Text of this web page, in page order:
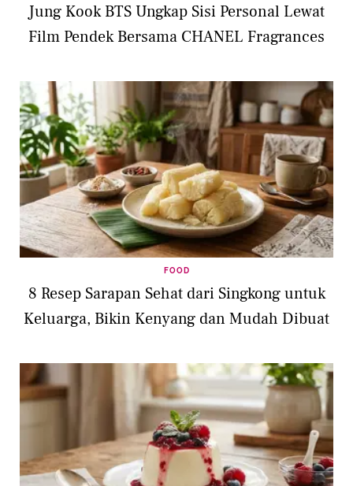
Jung Kook BTS Ungkap Sisi Personal Lewat
Film Pendek Bersama CHANEL Fragrances
FOOD
8 Resep Sarapan Sehat dari Singkong untuk
Keluarga, Bikin Kenyang dan Mudah Dibuat